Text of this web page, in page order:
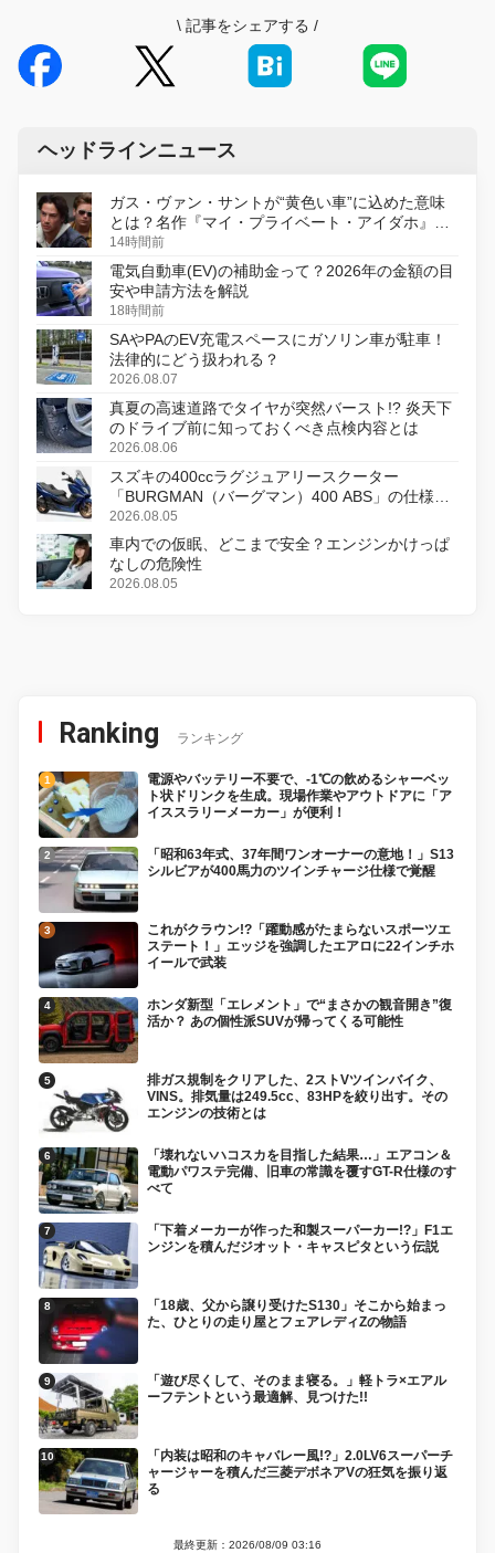
\ 記事をシェアする /
ヘッドラインニュース
ガス・ヴァン・サントが“黄色い車”に込めた意味
とは？名作『マイ・プライベート・アイダホ』が
初のデジタルリマスター版で復活
14時間前
電気自動車(EV)の補助金って？2026年の金額の目
安や申請方法を解説
18時間前
SAやPAのEV充電スペースにガソリン車が駐車！
法律的にどう扱われる？
2026.08.07
真夏の高速道路でタイヤが突然バースト!? 炎天下
のドライブ前に知っておくべき点検内容とは
2026.08.06
スズキの400ccラグジュアリースクーター
「BURGMAN（バーグマン）400 ABS」の仕様を
変更し、8月18日に発売
2026.08.05
車内での仮眠、どこまで安全？エンジンかけっぱ
なしの危険性
2026.08.05
Ranking ランキング
電源やバッテリー不要で、-1℃の飲めるシャーベッ
ト状ドリンクを生成。現場作業やアウトドアに「ア
イススラリーメーカー」が便利！
「昭和63年式、37年間ワンオーナーの意地！」S13
シルビアが400馬力のツインチャージ仕様で覚醒
これがクラウン!?「躍動感がたまらないスポーツエ
ステート！」エッジを強調したエアロに22インチホ
イールで武装
ホンダ新型「エレメント」で“まさかの観音開き”復
活か？ あの個性派SUVが帰ってくる可能性
排ガス規制をクリアした、2ストVツインバイク、
VINS。排気量は249.5cc、83HPを絞り出す。その
エンジンの技術とは
「壊れないハコスカを目指した結果…」エアコン＆
電動パワステ完備、旧車の常識を覆すGT-R仕様のす
べて
「下着メーカーが作った和製スーパーカー!?」F1エ
ンジンを積んだジオット・キャスピタという伝説
「18歳、父から譲り受けたS130」そこから始まっ
た、ひとりの走り屋とフェアレディZの物語
「遊び尽くして、そのまま寝る。」軽トラ×エアル
ーフテントという最適解、見つけた!!
「内装は昭和のキャバレー風!?」2.0LV6スーパーチ
ャージャーを積んだ三菱デボネアVの狂気を振り返
る
最終更新：2026/08/09 03:16